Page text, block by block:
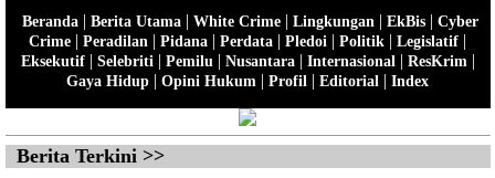
Beranda| Berita Utama| White Crime| Lingkungan | EkBis| Cyber
Crime | Peradilan | Pidana | Perdata | Pledoi | Politik | Legislatif |
Eksekutif| Selebriti | Pemilu | Nusantara| Internasional | ResKrim |
Gaya Hidup | Opini Hukum | Profil | Editorial | Index
Berita Terkini >>